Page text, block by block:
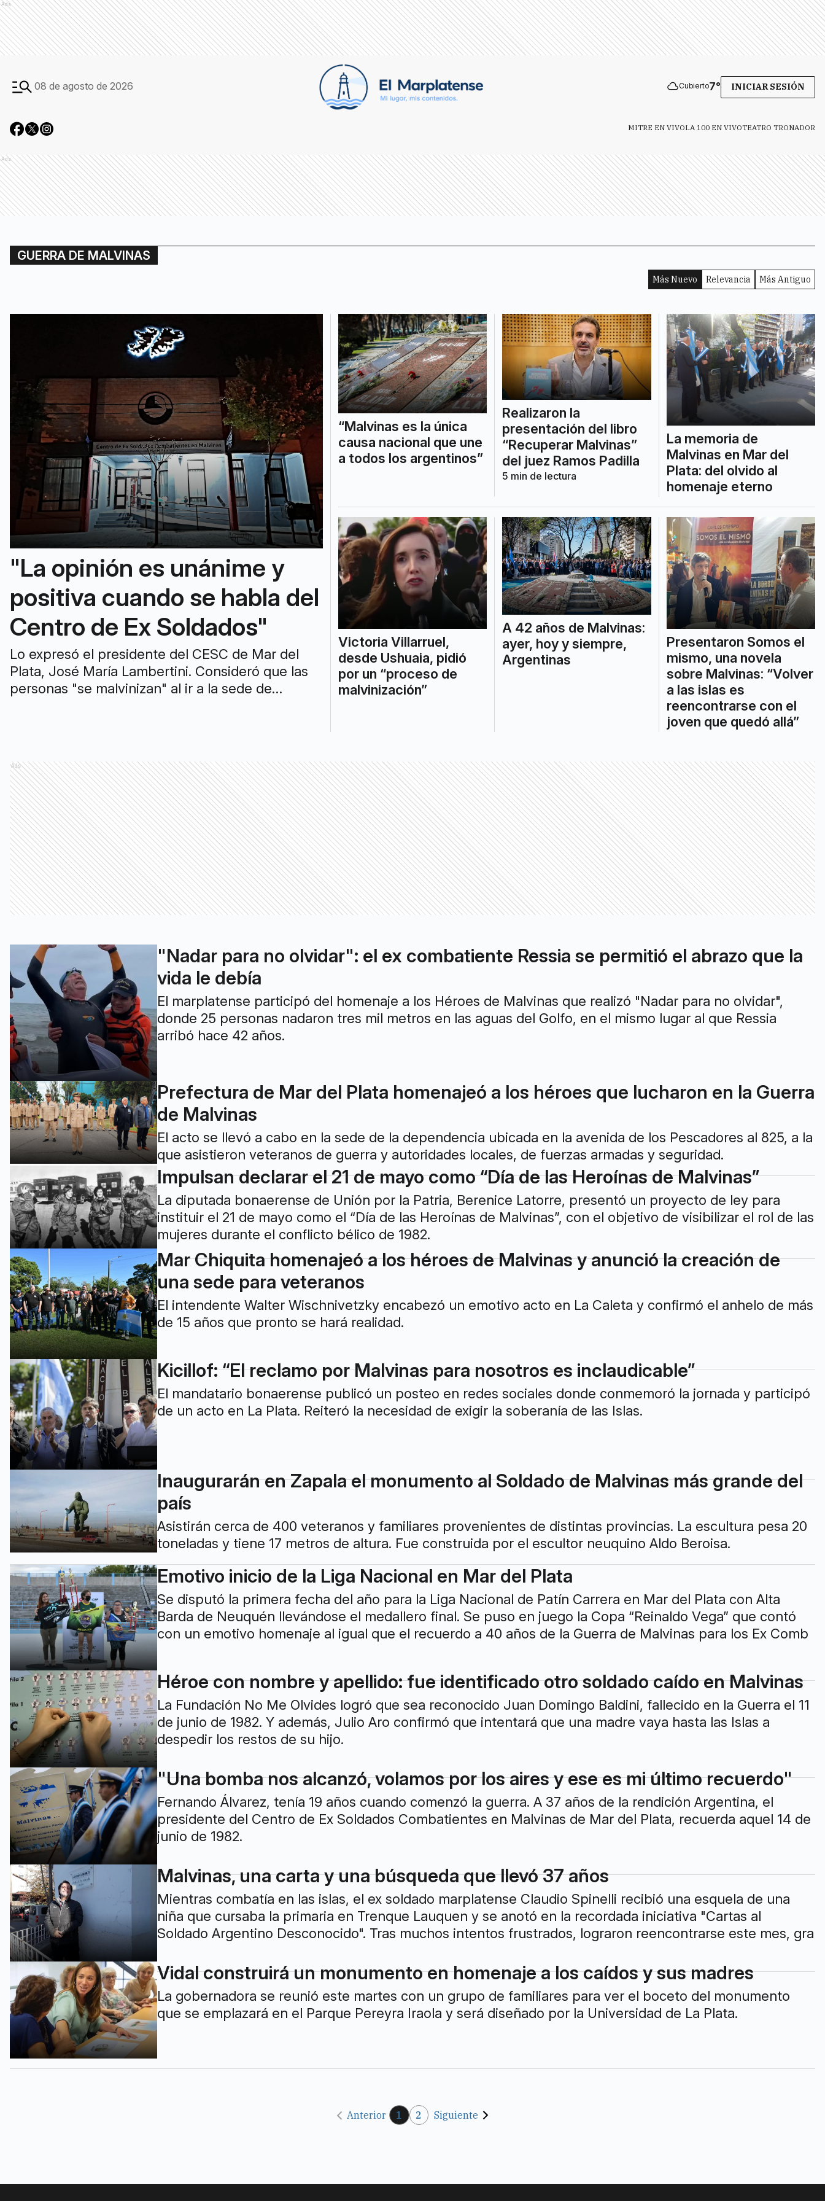
Ads
08 de agosto de 2026 Cubierto7° INICIAR SESIÓN
MITRE EN VIVOLA 100 EN VIVOTEATRO TRONADOR
Ads
GUERRA DE MALVINAS
Más Nuevo Relevancia Más Antiguo
"La opinión es unánime y
positiva cuando se habla del
Centro de Ex Soldados"
Lo expresó el presidente del CESC de Mar del
Plata, José María Lambertini. Consideró que las
personas "se malvinizan" al ir a la sede de
“Malvinas es la única
causa nacional que une
a todos los argentinos”
Realizaron la
presentación del libro
“Recuperar Malvinas”
del juez Ramos Padilla
5 min de lectura
La memoria de
Malvinas en Mar del
Plata: del olvido al
homenaje eterno
Victoria Villarruel,
desde Ushuaia, pidió
por un “proceso de
malvinización”
A 42 años de Malvinas:
ayer, hoy y siempre,
Argentinas
Presentaron Somos el
mismo, una novela
sobre Malvinas: “Volver
a las islas es
reencontrarse con el
joven que quedó allá”
Ads
"Nadar para no olvidar": el ex combatiente Ressia se permitió el abrazo que la
vida le debía
El marplatense participó del homenaje a los Héroes de Malvinas que realizó "Nadar para no olvidar",
donde 25 personas nadaron tres mil metros en las aguas del Golfo, en el mismo lugar al que Ressia
arribó hace 42 años.
Prefectura de Mar del Plata homenajeó a los héroes que lucharon en la Guerra
de Malvinas
El acto se llevó a cabo en la sede de la dependencia ubicada en la avenida de los Pescadores al 825, a la
que asistieron veteranos de guerra y autoridades locales, de fuerzas armadas y seguridad.
Impulsan declarar el 21 de mayo como “Día de las Heroínas de Malvinas”
La diputada bonaerense de Unión por la Patria, Berenice Latorre, presentó un proyecto de ley para
instituir el 21 de mayo como el “Día de las Heroínas de Malvinas”, con el objetivo de visibilizar el rol de las
mujeres durante el conflicto bélico de 1982.
Mar Chiquita homenajeó a los héroes de Malvinas y anunció la creación de
una sede para veteranos
El intendente Walter Wischnivetzky encabezó un emotivo acto en La Caleta y confirmó el anhelo de más
de 15 años que pronto se hará realidad.
Kicillof: “El reclamo por Malvinas para nosotros es inclaudicable”
El mandatario bonaerense publicó un posteo en redes sociales donde conmemoró la jornada y participó
de un acto en La Plata. Reiteró la necesidad de exigir la soberanía de las Islas.
Inaugurarán en Zapala el monumento al Soldado de Malvinas más grande del
país
Asistirán cerca de 400 veteranos y familiares provenientes de distintas provincias. La escultura pesa 20
toneladas y tiene 17 metros de altura. Fue construida por el escultor neuquino Aldo Beroisa.
Emotivo inicio de la Liga Nacional en Mar del Plata
Se disputó la primera fecha del año para la Liga Nacional de Patín Carrera en Mar del Plata con Alta
Barda de Neuquén llevándose el medallero final. Se puso en juego la Copa “Reinaldo Vega” que contó
con un emotivo homenaje al igual que el recuerdo a 40 años de la Guerra de Malvinas para los Ex Comb
Héroe con nombre y apellido: fue identificado otro soldado caído en Malvinas
La Fundación No Me Olvides logró que sea reconocido Juan Domingo Baldini, fallecido en la Guerra el 11
de junio de 1982. Y además, Julio Aro confirmó que intentará que una madre vaya hasta las Islas a
despedir los restos de su hijo.
"Una bomba nos alcanzó, volamos por los aires y ese es mi último recuerdo"
Fernando Álvarez, tenía 19 años cuando comenzó la guerra. A 37 años de la rendición Argentina, el
presidente del Centro de Ex Soldados Combatientes en Malvinas de Mar del Plata, recuerda aquel 14 de
junio de 1982.
Malvinas, una carta y una búsqueda que llevó 37 años
Mientras combatía en las islas, el ex soldado marplatense Claudio Spinelli recibió una esquela de una
niña que cursaba la primaria en Trenque Lauquen y se anotó en la recordada iniciativa "Cartas al
Soldado Argentino Desconocido". Tras muchos intentos frustrados, lograron reencontrarse este mes, gra
Vidal construirá un monumento en homenaje a los caídos y sus madres
La gobernadora se reunió este martes con un grupo de familiares para ver el boceto del monumento
que se emplazará en el Parque Pereyra Iraola y será diseñado por la Universidad de La Plata.
Anterior 1 2 Siguiente